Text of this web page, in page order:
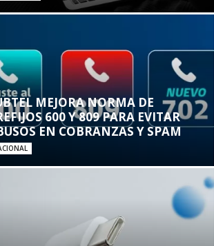
MEJORA NORMA DE
600 Y 809 PARA EVITAR
EN COBRANZAS Y SPAM